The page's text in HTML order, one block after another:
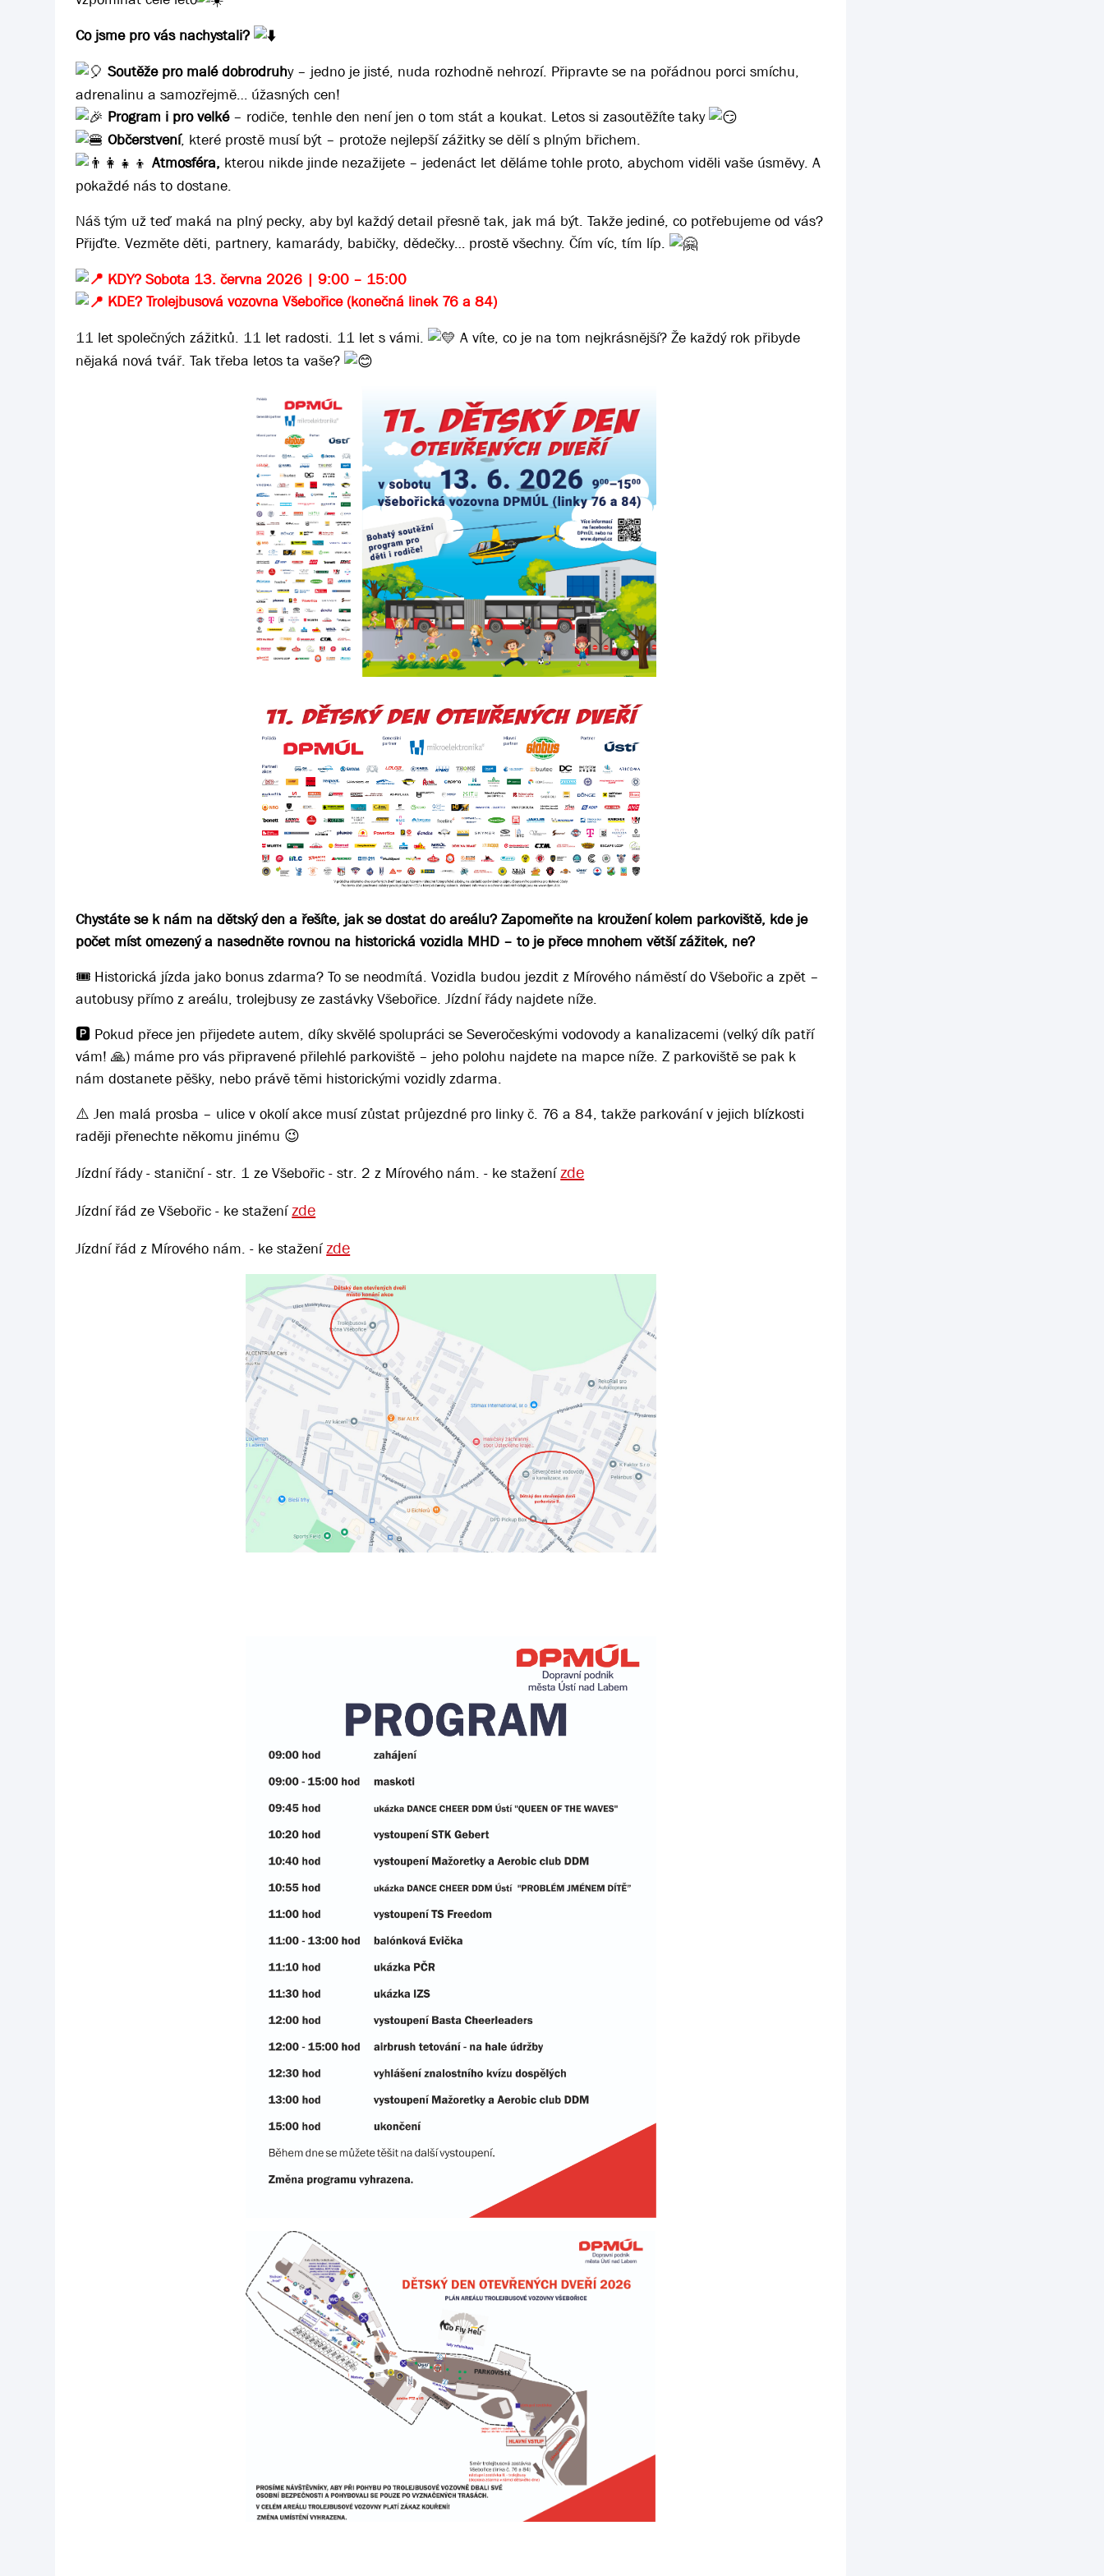
Co jsme pro vás nachystali?
Soutěže pro malé dobrodruhy – jedno je jisté, nuda rozhodně nehrozí. Připravte se na pořádnou porci smíchu,
adrenalinu a samozřejmě… úžasných cen!
Program i pro velké– rodiče, tenhle den není jen o tom stát a koukat. Letos si zasoutěžíte taky
Občerstvení, které prostě musí být – protože nejlepší zážitky se dělí s plným břichem.
Atmosféra, kterou nikde jinde nezažijete – jedenáct let děláme tohle proto, abychom viděli vaše úsměvy. A
pokaždé nás to dostane.
Náš tým už teď maká na plný pecky, aby byl každý detail přesně tak, jak má být. Takže jediné, co potřebujeme od vás?
Přijďte. Vezměte děti, partnery, kamarády, babičky, dědečky… prostě všechny. Čím víc, tím líp.
KDY? Sobota 13. června 2026 | 9:00 – 15:00
KDE? Trolejbusová vozovna Všebořice (konečná linek 76 a 84)
11 let společných zážitků. 11 let radosti. 11 let s vámi.
A víte, co je na tom nejkrásnější? Že každý rok přibyde
nějaká nová tvář. Tak třeba letos ta vaše?
Chystáte se k nám na dětský den a řešíte, jak se dostat do areálu? Zapomeňte na kroužení kolem parkoviště, kde je
počet míst omezený a nasedněte rovnou na historická vozidla MHD – to je přece mnohem větší zážitek, ne?
🎟️ Historická jízda jako bonus zdarma? To se neodmítá. Vozidla budou jezdit z Mírového náměstí do Všebořic a zpět –
autobusy přímo z areálu, trolejbusy ze zastávky Všebořice. Jízdní řády najdete níže.
🅿️ Pokud přece jen přijedete autem, díky skvělé spolupráci se Severočeskými vodovody a kanalizacemi (velký dík patří
vám! 🙏) máme pro vás připravené přilehlé parkoviště – jeho polohu najdete na mapce níže. Z parkoviště se pak k
nám dostanete pěšky, nebo právě těmi historickými vozidly zdarma.
⚠️ Jen malá prosba – ulice v okolí akce musí zůstat průjezdné pro linky č. 76 a 84, takže parkování v jejich blízkosti
raději přenechte někomu jinému 😉
Jízdní řády - staniční - str. 1 ze Všebořic - str. 2 z Mírového nám. - ke staženízde
Jízdní řád ze Všebořic - ke staženízde
Jízdní řád z Mírového nám. - ke staženízde